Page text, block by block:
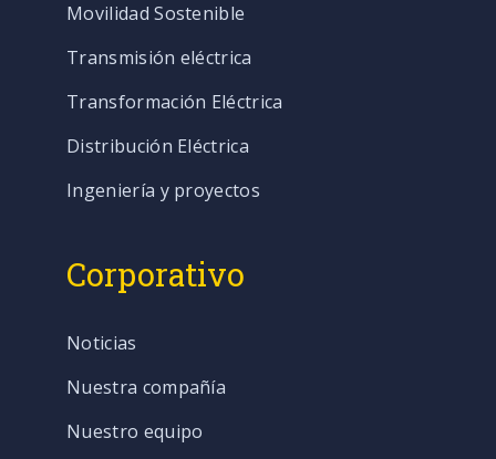
Movilidad Sostenible
Transmisión eléctrica
Transformación Eléctrica
Distribución Eléctrica
Ingeniería y proyectos
Corporativo
Noticias
Nuestra compañía
Nuestro equipo